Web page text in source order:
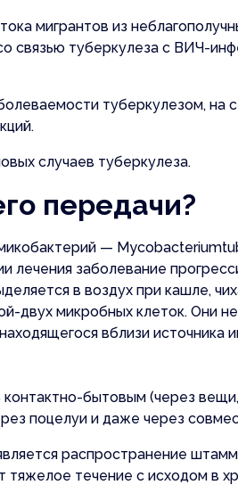
мигрантов из
связью туберкулеза с ВИЧ-
туберкулезом, на
случаев туберкулеза.
передачи?
—
заболевание
в воздух при кашле,
двух микробных клеток. Они
вблизи источника
бытовым (через
поцелуи и даже через
распространение
тяжелое течение с исходом